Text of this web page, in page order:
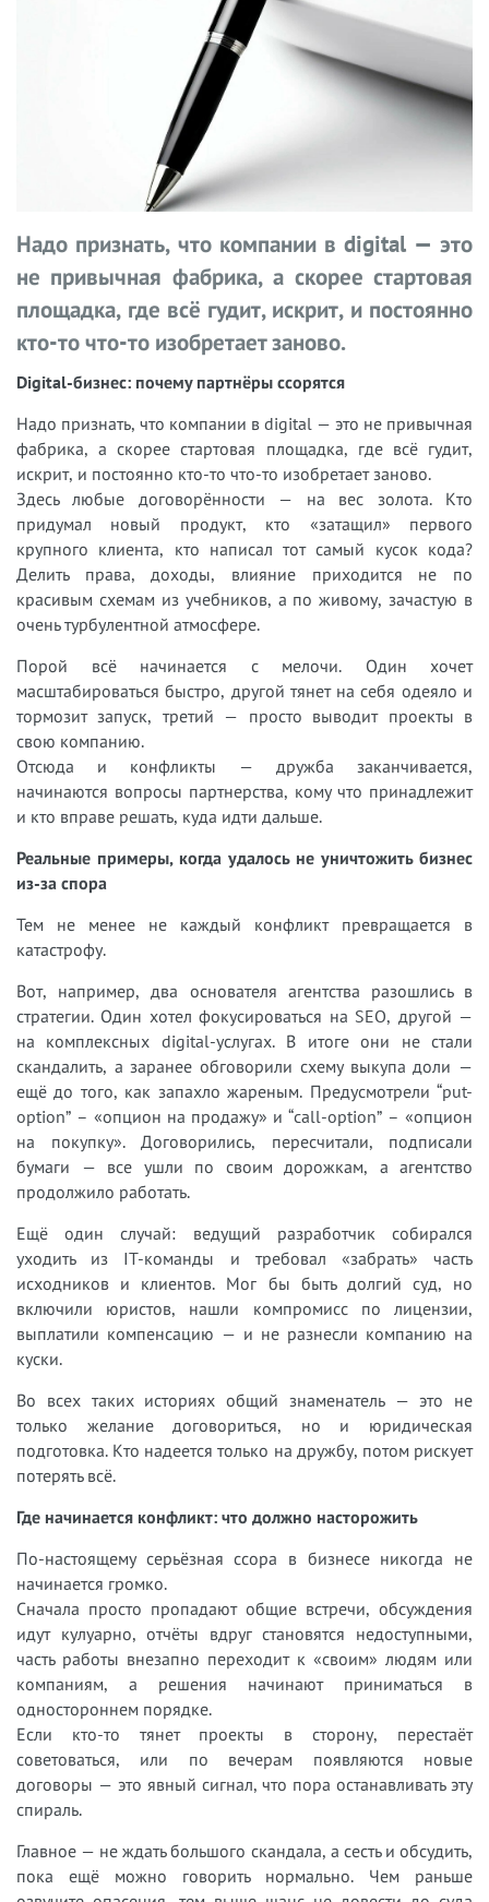
Надо признать, что компании в digital — это
не привычная фабрика, а скорее стартовая
площадка, где всё гудит, искрит, и постоянно
кто-то что-то изобретает заново.
Digital-бизнес: почему партнёры ссорятся
Надо признать, что компании в digital — это не привычная
фабрика, а скорее стартовая площадка, где всё гудит,
искрит, и постоянно кто-то что-то изобретает заново.
Здесь любые договорённости — на вес золота. Кто
придумал новый продукт, кто «затащил» первого
крупного клиента, кто написал тот самый кусок кода?
Делить права, доходы, влияние приходится не по
красивым схемам из учебников, а по живому, зачастую в
очень турбулентной атмосфере.
Порой всё начинается с мелочи. Один хочет
масштабироваться быстро, другой тянет на себя одеяло и
тормозит запуск, третий — просто выводит проекты в
свою компанию.
Отсюда и конфликты — дружба заканчивается,
начинаются вопросы партнерства, кому что принадлежит
и кто вправе решать, куда идти дальше.
Реальные примеры, когда удалось не уничтожить бизнес
из-за спора
Тем не менее не каждый конфликт превращается в
катастрофу.
Вот, например, два основателя агентства разошлись в
стратегии. Один хотел фокусироваться на SEO, другой —
на комплексных digital-услугах. В итоге они не стали
скандалить, а заранее обговорили схему выкупа доли —
ещё до того, как запахло жареным. Предусмотрели “put-
option” – «опцион на продажу» и “call-option” – «опцион
на покупку». Договорились, пересчитали, подписали
бумаги — все ушли по своим дорожкам, а агентство
продолжило работать.
Ещё один случай: ведущий разработчик собирался
уходить из IT-команды и требовал «забрать» часть
исходников и клиентов. Мог бы быть долгий суд, но
включили юристов, нашли компромисс по лицензии,
выплатили компенсацию — и не разнесли компанию на
куски.
Во всех таких историях общий знаменатель — это не
только желание договориться, но и юридическая
подготовка. Кто надеется только на дружбу, потом рискует
потерять всё.
Где начинается конфликт: что должно насторожить
По-настоящему серьёзная ссора в бизнесе никогда не
начинается громко.
Сначала просто пропадают общие встречи, обсуждения
идут кулуарно, отчёты вдруг становятся недоступными,
часть работы внезапно переходит к «своим» людям или
компаниям, а решения начинают приниматься в
одностороннем порядке.
Если кто-то тянет проекты в сторону, перестаёт
советоваться, или по вечерам появляются новые
договоры — это явный сигнал, что пора останавливать эту
спираль.
Главное — не ждать большого скандала, а сесть и обсудить,
пока ещё можно говорить нормально. Чем раньше